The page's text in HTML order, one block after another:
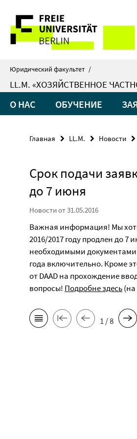
direkt
Inhalt
Сервисная
навигация
Юридический факультет /
LL.M. «ХОЗЯЙСТВЕННОЕ
О НАС ОБУЧЕНИЕ
Главная LL.M. Новости
Срок подачи
до 7 июня
Новости от 31.05.2016
Важная информация! Мы
2016/2017 году продлен до
необходимыми документами
года включительно. Кроме
от DAAD на прохождение
вопросы! Подробне здесь
1 / 8